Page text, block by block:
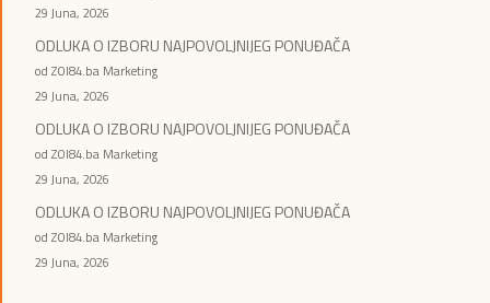
29 Juna, 2026
ODLUKA O IZBORU NAJPOVOLJNIJEG PONUĐAČA
od ZOI84.ba Marketing
29 Juna, 2026
ODLUKA O IZBORU NAJPOVOLJNIJEG PONUĐAČA
od ZOI84.ba Marketing
29 Juna, 2026
ODLUKA O IZBORU NAJPOVOLJNIJEG PONUĐAČA
od ZOI84.ba Marketing
29 Juna, 2026